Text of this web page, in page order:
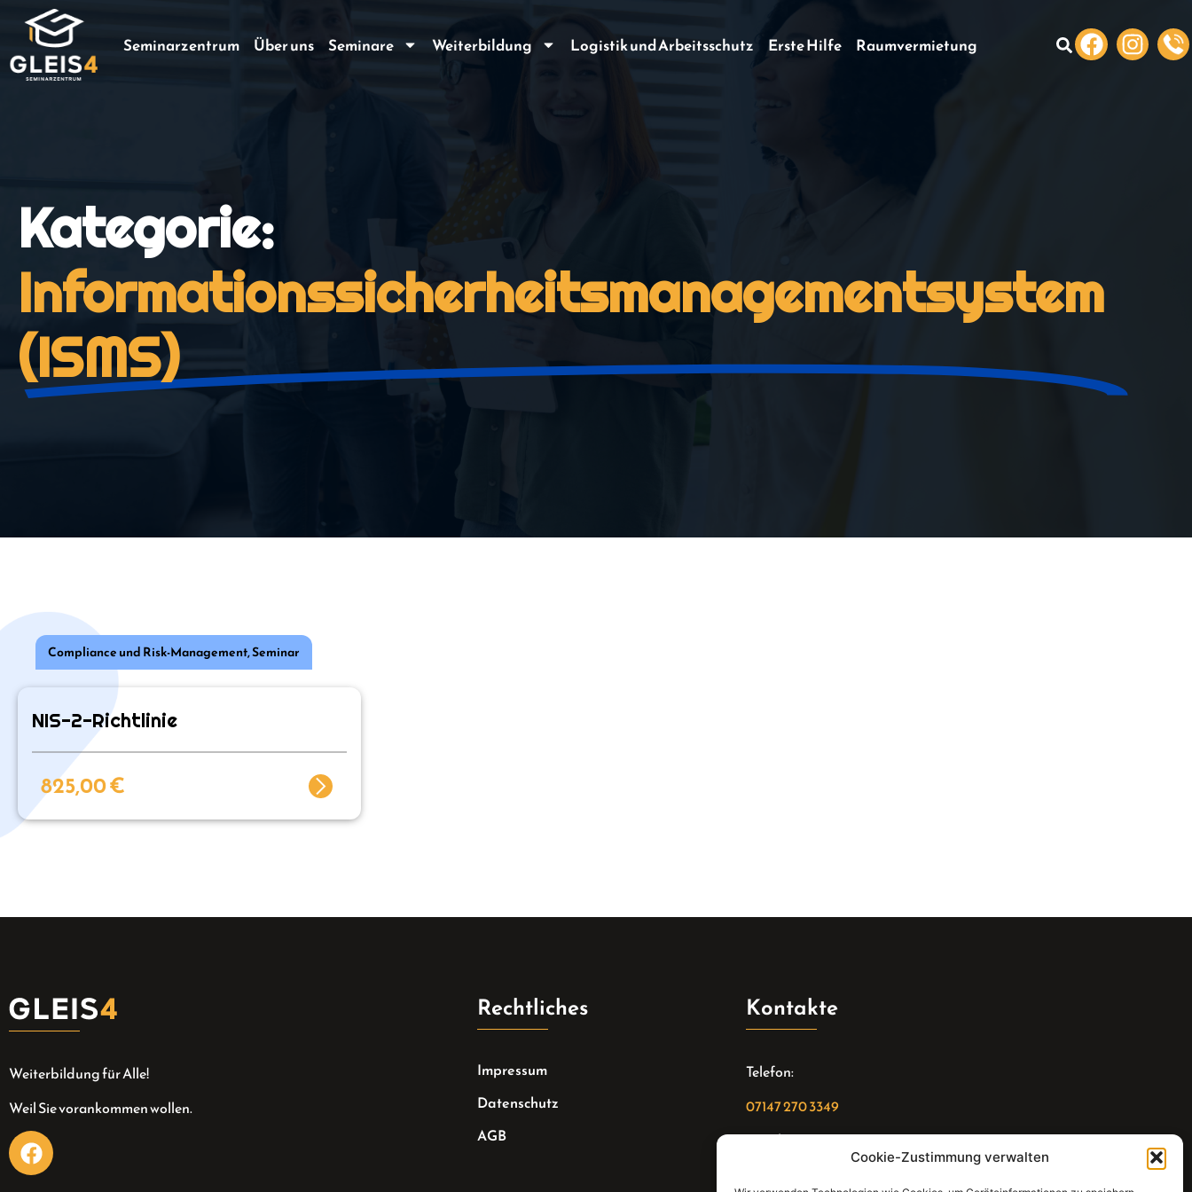
Cookie-Zustimmung verwalten
Seminarzentrum Über uns Seminare Weiterbildung Logistik und Arbeitsschutz Erste Hilfe Raumvermietung
Kategorie:
Informationssicherheitsmanagementsystem
(ISMS)
Compliance und Risk-Management,Seminar
NIS-2-Richtlinie
825,00€
Weiterbildung für Alle!
Weil Sie vorankommen wollen.
Rechtliches
Impressum
Datenschutz
AGB
Kontakte
Telefon:
07147 270 3349
Email: